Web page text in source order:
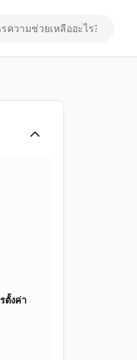
ตั้งค่า